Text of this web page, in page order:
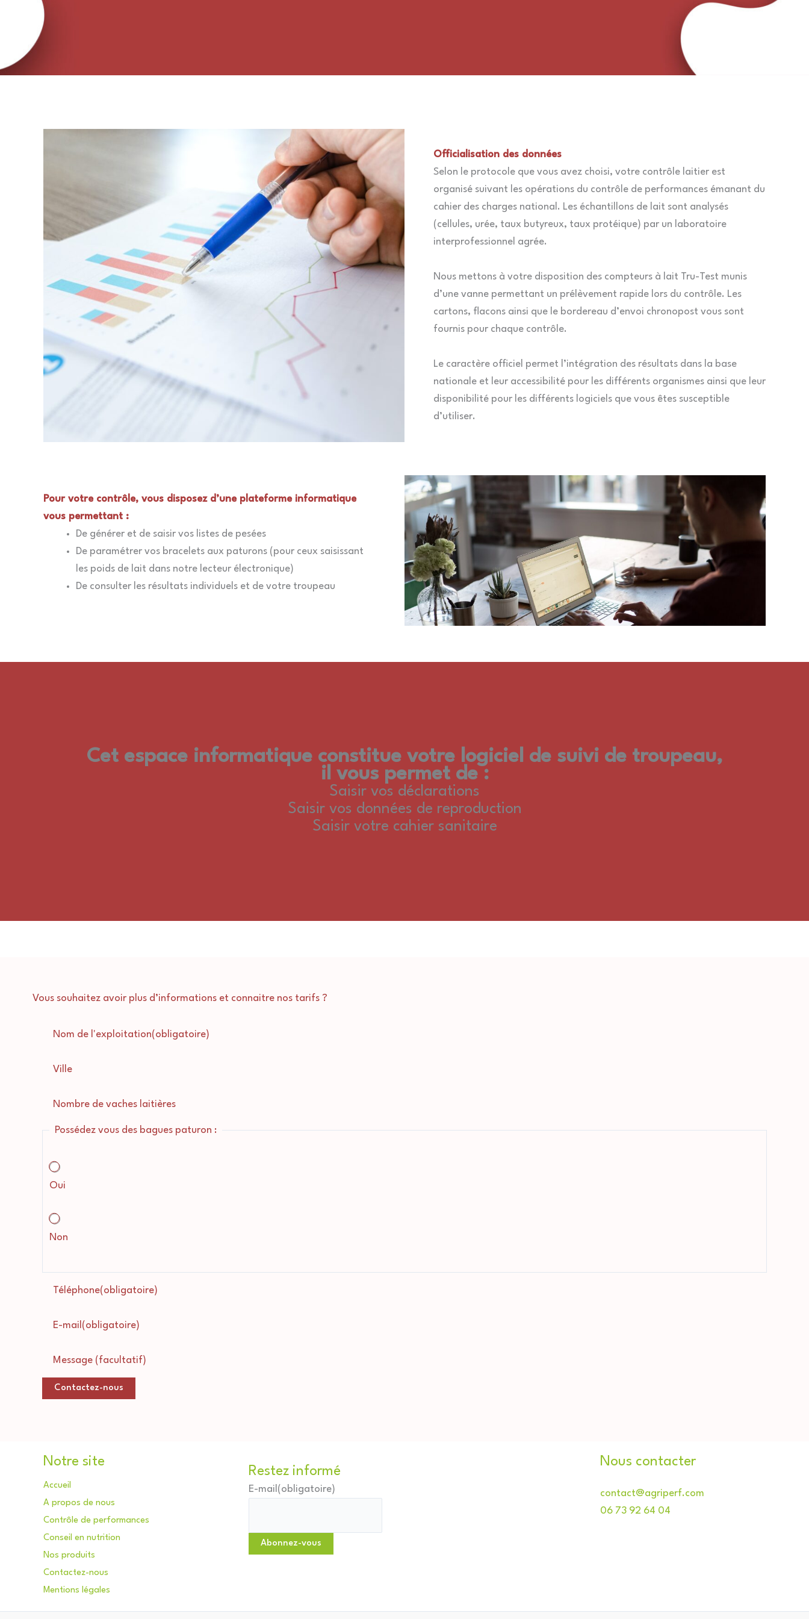
Officialisation des données
Selon le protocole que vous avez choisi, votre contrôle laitier est
organisé suivant les opérations du contrôle de performances émanant du
cahier des charges national. Les échantillons de lait sont analysés
(cellules, urée, taux butyreux, taux protéique) par un laboratoire
interprofessionnel agrée.
Nous mettons à votre disposition des compteurs à lait Tru-Test munis
d’une vanne permettant un prélèvement rapide lors du contrôle. Les
cartons, flacons ainsi que le bordereau d’envoi chronopost vous sont
fournis pour chaque contrôle.
Le caractère officiel permet l’intégration des résultats dans la base
nationale et leur accessibilité pour les différents organismes ainsi que leur
disponibilité pour les différents logiciels que vous êtes susceptible
d’utiliser.
Pour votre contrôle, vous disposez d’une plateforme informatique
vous permettant :
De générer et de saisir vos listes de pesées
De paramétrer vos bracelets aux paturons (pour ceux saisissant
les poids de lait dans notre lecteur électronique)
De consulter les résultats individuels et de votre troupeau
Cet espace informatique constitue votre logiciel de suivi de troupeau,
il vous permet de :
Saisir vos déclarations
Saisir vos données de reproduction
Saisir votre cahier sanitaire
Vous souhaitez avoir plus d’informations et connaitre nos tarifs ?
Nom de l'exploitation(obligatoire)
Ville
Nombre de vaches laitières
Possédez vous des bagues paturon :
Oui
Non
Téléphone(obligatoire)
E-mail (obligatoire)
Message (facultatif)
Contactez-nous
Notre site
Accueil
A propos de nous
Contrôle de performances
Conseil en nutrition
Nos produits
Contactez-nous
Mentions légales
Restez informé
E-mail (obligatoire)
Abonnez-vous
Nous contacter
contact@agriperf.com
06 73 92 64 04